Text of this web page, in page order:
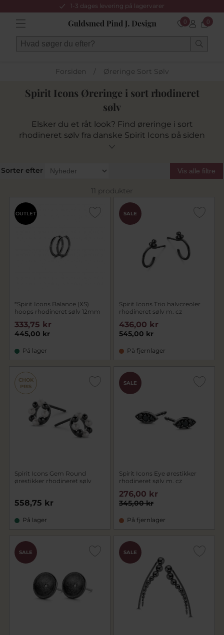
1-3 dages levering på lagervarer
0 0
Forsiden / Øreringe Sort Sølv
Spirit Icons Øreringe i sort rhodineret
sølv
Elsker du et råt look? Find øreringe i sort
rhodineret sølv fra danske Spirit Icons på siden
her.
Sorter efter Vis alle filtre
11 produkter
OUTLET
*Spirit Icons Balance (XS)
hoops rhodineret sølv 12mm
445,00 kr
333,75 kr
På lager
SALE
Spirit Icons Trio halvcreoler
rhodineret sølv m. cz
545,00 kr
436,00 kr
På fjernlager
CHOK
PRIS
Spirit Icons Gem Round
ørestikker rhodineret sølv
558,75 kr
På lager
SALE
Spirit Icons Eye ørestikker
rhodineret sølv m. cz
345,00 kr
276,00 kr
På fjernlager
SALE SALE